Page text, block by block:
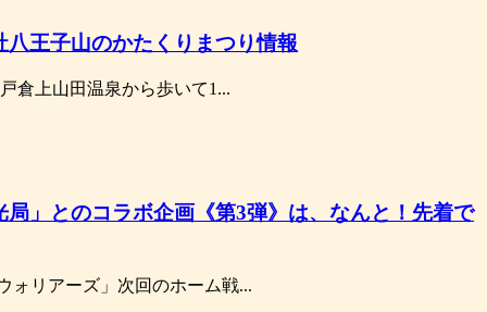
王子山のかたくりまつり情報
倉上山田温泉から歩いて1...
」とのコラボ企画《第3弾》は、なんと！先着で
ォリアーズ」次回のホーム戦...